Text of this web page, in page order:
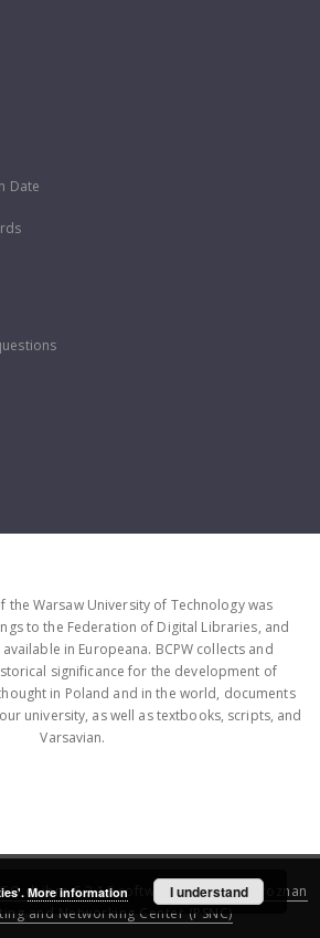
Date
the Warsaw University of Technology was
to the Federation of Digital Libraries, and
in Europeana. BCPW collects and
significance for the development of
in Poland and in the world, documents
university, as well as textbooks, scripts, and
Varsavian.
dLibra 6.3.16software created by
Poznan
and Networking Center (PSNC)
More information I understand